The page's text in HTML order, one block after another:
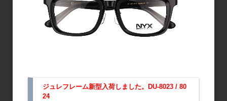
ジュレフレーム新型入荷しました。DU-8023 / 80
24